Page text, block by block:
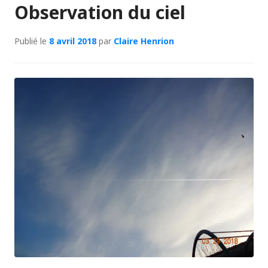
Observation du ciel
Publié le 8 avril 2018par Claire Henrion